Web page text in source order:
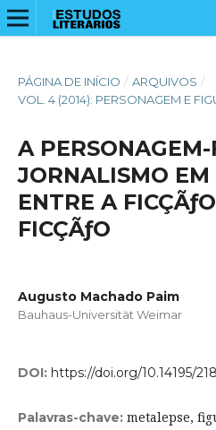
PÁGINA DE INÍCIO / ARQUIVOS /
VOL. 4 (2014): PERSONAGEM E
A
JORNALISMO
ENTRE A
FICÇÃƒO
Augusto Machado Paim
Bauhaus-Universität Weimar
DOI: https://doi.org/10.14195/
Palavras-chave: metalepse,